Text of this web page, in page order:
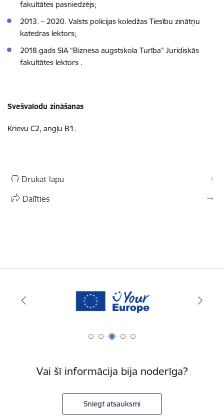
fakultātes pasniedzējs;
2013. – 2020. Valsts policijas koledžas Tiesību zinātņu
katedras lektors;
2018.gads SIA “Biznesa augstskola Turība” Juridiskās
fakultātes lektors .
Svešvalodu zināšanas
Krievu C2, angļu B1.
Drukāt lapu
Dalīties
Vai šī informācija bija noderīga?
Sniegt atsauksmi